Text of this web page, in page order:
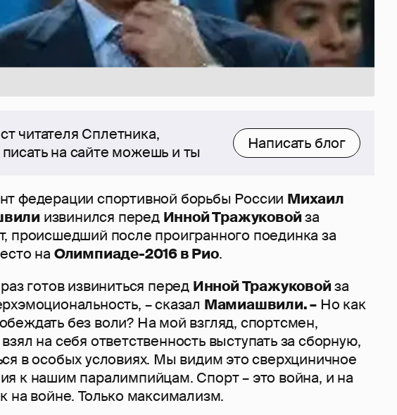
читателя Сплетника,
писать на сайте можешь и ты
Написать блог
федерации спортивной борьбы России Михаил
извинился перед Инной Тражуковойза
происшедший после проигранного поединка за
на Олимпиаде-2016 в Рио.
готов извиниться перед Инной Тражуковойза
– сказал Мамиашвили. – Но как
без воли? На мой взгляд, спортсмен,
на себя ответственность выступать за сборную,
в особых условиях. Мы видим это сверхциничное
к нашим паралимпийцам. Спорт – это война, и на
на войне. Только максимализм.